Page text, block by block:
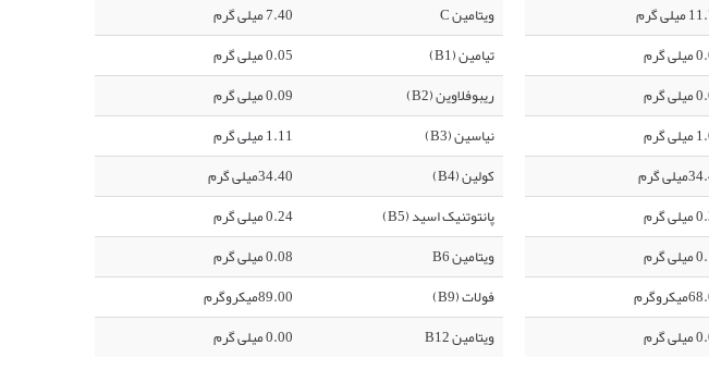
ویتامین C
7.40 میلی گرم
تیامین (B1)
0.05 میلی گرم
ریبوفلاوین (B2)
0.09 میلی گرم
نیاسین (B3)
1.11 میلی گرم
کولین (B4)
34.40میلی گرم
پانتوتنیک اسید (B5)
0.24 میلی گرم
ویتامین B6
0.08 میلی گرم
فولات (B9)
89.00میکروگرم
ویتامین B12
0.00 میلی گرم
گرم
گرم
گرم
گرم
گرم
گرم
گرم
گرم